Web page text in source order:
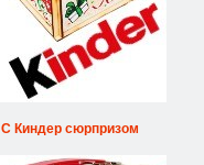
С Киндер сюрпризом